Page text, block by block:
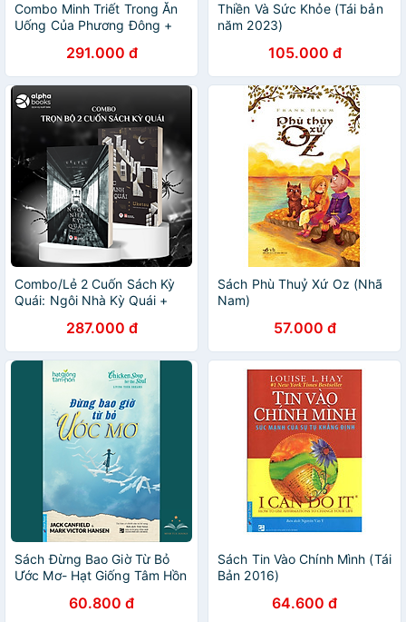
Combo Minh Triết Trong Ăn
Uống Của Phương Đông +
291.000 đ
Thiền Và Sức Khỏe (Tái bản
năm 2023)
105.000 đ
Combo/Lẻ 2 Cuốn Sách Kỳ
Quái: Ngôi Nhà Kỳ Quái +
Hoàng Books)287.000 đ
Sách Phù Thuỷ Xứ Oz (Nhã
Nam)
57.000 đ
Sách Đừng Bao Giờ Từ Bỏ
Ước Mơ- Hạt Giống Tâm Hồn
60.800 đ
Sách Tin Vào Chính Mình (Tái
Bản 2016)
64.600 đ